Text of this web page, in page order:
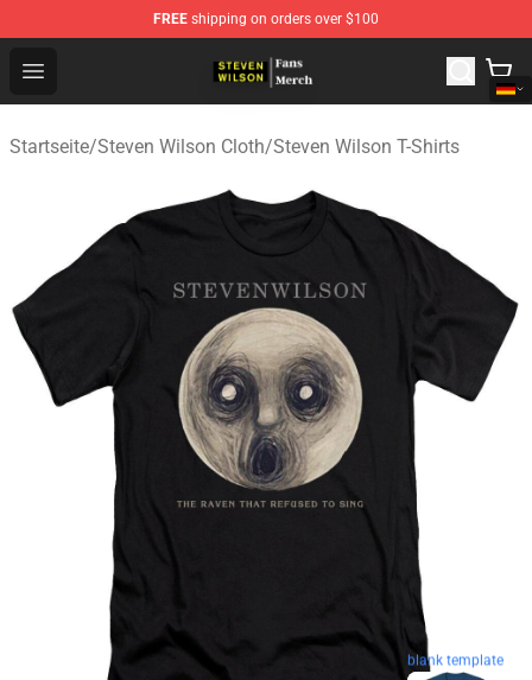
FREE shipping on orders over $100
Open menu
Steven Wilson Store - Official Steven Wilson
Startseite/Steven Wilson Cloth/Steven Wilson T-Shirts
blank template